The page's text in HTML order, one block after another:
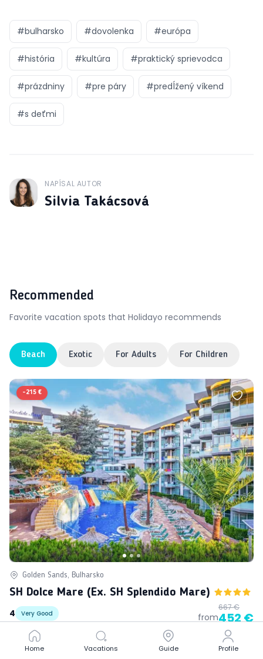
#bulharsko #dovolenka #európa
#história #kultúra #praktický sprievodca
#prázdniny #pre páry #predĺžený víkend
#s deťmi
J
NAPÍSAL AUTOR
Silvia Takácsová
Recommended
Favorite vacation spots that Holidayo recommends
Beach Exotic For Adults For Children
-215 €
Golden Sands, Bulharsko
SH Dolce Mare (ex. SH Splendido Mare)
4
Very Good from
667 €
452 €
- 214 €
Home Vacations Guide Profile
Home Vacations Guide Profile